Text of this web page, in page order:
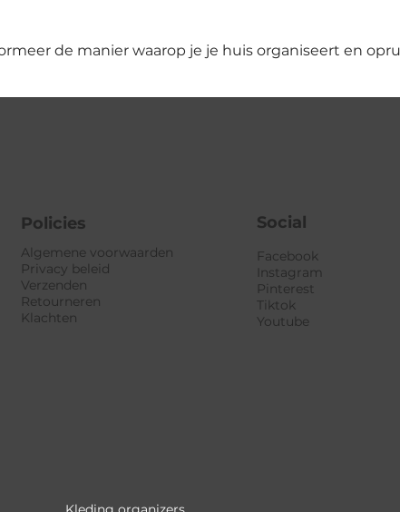
de manier waarop je je huis organiseert en
Policies
Algemene voorwaarden
Privacy beleid
Verzenden
Retourneren
Klachten
Facebook
Instagram
Pinterest
Tiktok
Youtube
Social